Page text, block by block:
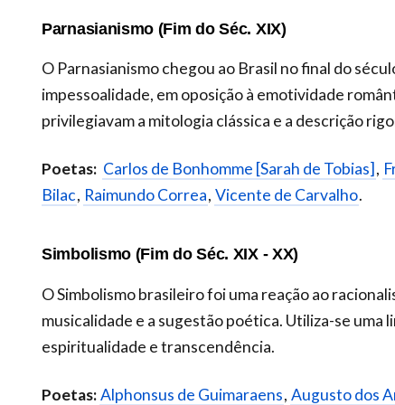
Parnasianismo (Fim do Séc. XIX)
O Parnasianismo chegou ao Brasil no final do
impessoalidade, em oposição à emotividade
privilegiavam a mitologia clássica e a descrição
Poetas: Carlos de Bonhomme [Sarah de Tobias] ,
Bilac, Raimundo Correa, Vicente de Carvalho.
Simbolismo (Fim do Séc. XIX - XX)
O Simbolismo brasileiro foi uma reação ao
musicalidade e a sugestão poética. Utiliza-se
espiritualidade e transcendência.
Poetas:Alphonsus de Guimaraens, Augusto dos